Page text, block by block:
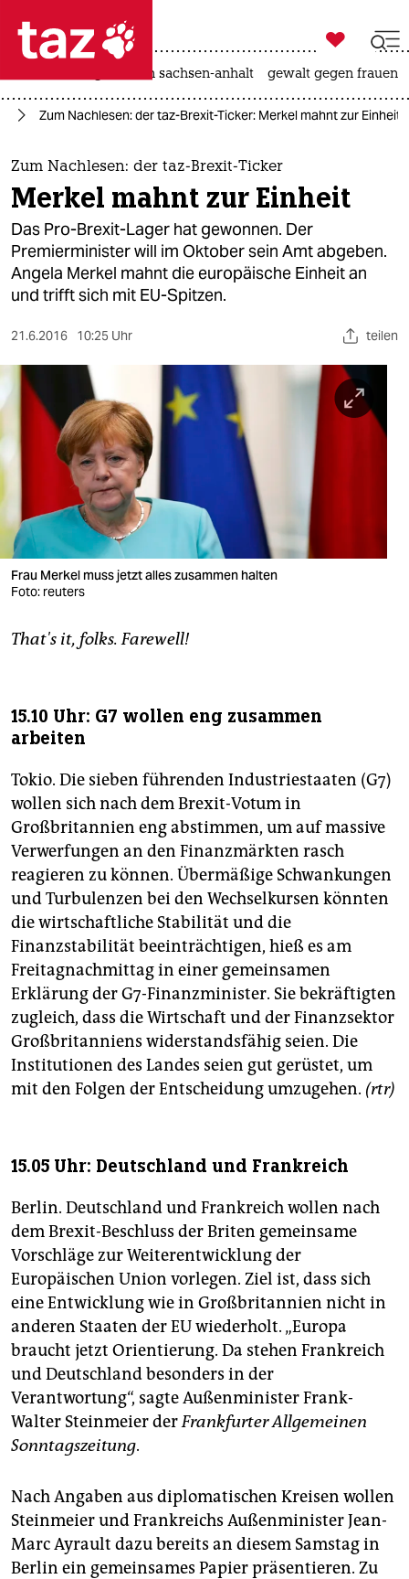
 taz zahl ich
taz zahl ich
themen
politik
öko
gesellschaft
kultur
sport
berlin
nord
wahrheit
verlag
verlag
shop
unterstützen
genossenschaft
epaper login

taz zahl ich
landtagswahl in sachsen-anhalt gewalt gegen frauen
Zum Nachlesen: der taz-Brexit-Ticker: Merkel mahnt zur Einheit
Zum Nachlesen: der taz-Brexit-Ticker
Merkel mahnt zur Einheit
Das Pro-Brexit-Lager hat gewonnen. Der
Premierminister will im Oktober sein Amt abgeben.
Angela Merkel mahnt die europäische Einheit an
und trifft sich mit EU-Spitzen.
21.6.2016 10:25 Uhr teilen
Frau Merkel muss jetzt alles zusammen halten
Foto: reuters
That's it, folks. Farewell!
15.10 Uhr: G7 wollen eng zusammen
arbeiten
Tokio. Die sieben führenden Industriestaaten (G7)
wollen sich nach dem Brexit-Votum in
Großbritannien eng abstimmen, um auf massive
Verwerfungen an den Finanzmärkten rasch
reagieren zu können. Übermäßige Schwankungen
und Turbulenzen bei den Wechselkursen könnten
die wirtschaftliche Stabilität und die
Finanzstabilität beeinträchtigen, hieß es am
Freitagnachmittag in einer gemeinsamen
Erklärung der G7-Finanzminister. Sie bekräftigten
zugleich, dass die Wirtschaft und der Finanzsektor
Großbritanniens widerstandsfähig seien. Die
Institutionen des Landes seien gut gerüstet, um
mit den Folgen der Entscheidung umzugehen. (rtr)
15.05 Uhr: Deutschland und Frankreich
Berlin. Deutschland und Frankreich wollen nach
dem Brexit-Beschluss der Briten gemeinsame
Vorschläge zur Weiterentwicklung der
Europäischen Union vorlegen. Ziel ist, dass sich
eine Entwicklung wie in Großbritannien nicht in
anderen Staaten der EU wiederholt. „Europa
braucht jetzt Orientierung. Da stehen Frankreich
und Deutschland besonders in der
Verantwortung“, sagte Außenminister Frank-
Walter Steinmeier derFrankfurter Allgemeinen
Sonntagszeitung.
Nach Angaben aus diplomatischen Kreisen wollen
Steinmeier und Frankreichs Außenminister Jean-
Marc Ayrault dazu bereits an diesem Samstag in
Berlin ein gemeinsames Papier präsentieren. Zu